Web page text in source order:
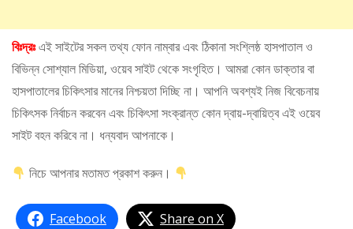
বিঃদ্রঃএই সাইটের সকল তথ্য ফোন নাম্বার এবং ঠিকানা সংশ্লিষ্ঠ হাসপাতাল ও
বিভিন্ন সোশ্যাল মিডিয়া, ওয়েব সাইট থেকে সংগৃহিত। আমরা কোন ডাক্তার বা
হাসপাতালের চিকিৎসার মানের নিশ্চয়তা দিচ্ছি না। আপনি অবশ্যই নিজ বিবেচনায়
চিকিৎসক নির্বাচন করবেন এবং চিকিৎসা সংক্রান্ত কোন দ্বায়-দ্বায়িত্ব এই ওয়েব
সাইট বহন করিবে না। ধন্যবাদ আপনাকে।
নিচে আপনার মতামত প্রকাশ করুন।
Facebook Share on X